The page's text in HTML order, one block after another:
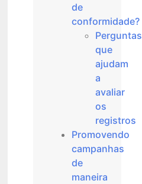
de
conformidade?
Perguntas
que
ajudam
a
avaliar
os
registros
Promovendo
campanhas
de
maneira